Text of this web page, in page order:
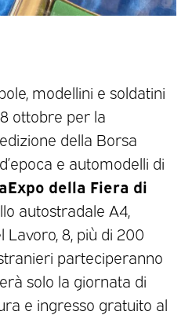
modellini e soldatini
ottobre per la
della Borsa
e automodelli di
della Fiera di
autostradale A4,
Lavoro, 8, più di 200
parteciperanno
solo la giornata di
e ingresso gratuito al